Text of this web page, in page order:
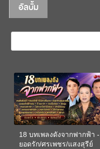
อัลบั้ม
18 บทเพลงดังจากฟากฟ้า -
ยอดรัก/ศรเพชร/แสงสุรีย์